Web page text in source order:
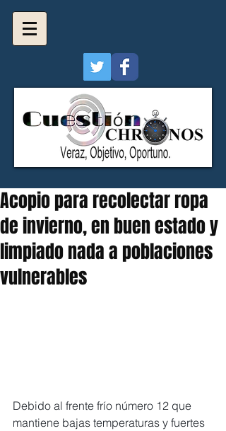
Acopio para recolectar ropa
de invierno, en buen estado y
limpiado nada a poblaciones
vulnerables
Debido al frente frío número 12 que
mantiene bajas temperaturas y fuertes